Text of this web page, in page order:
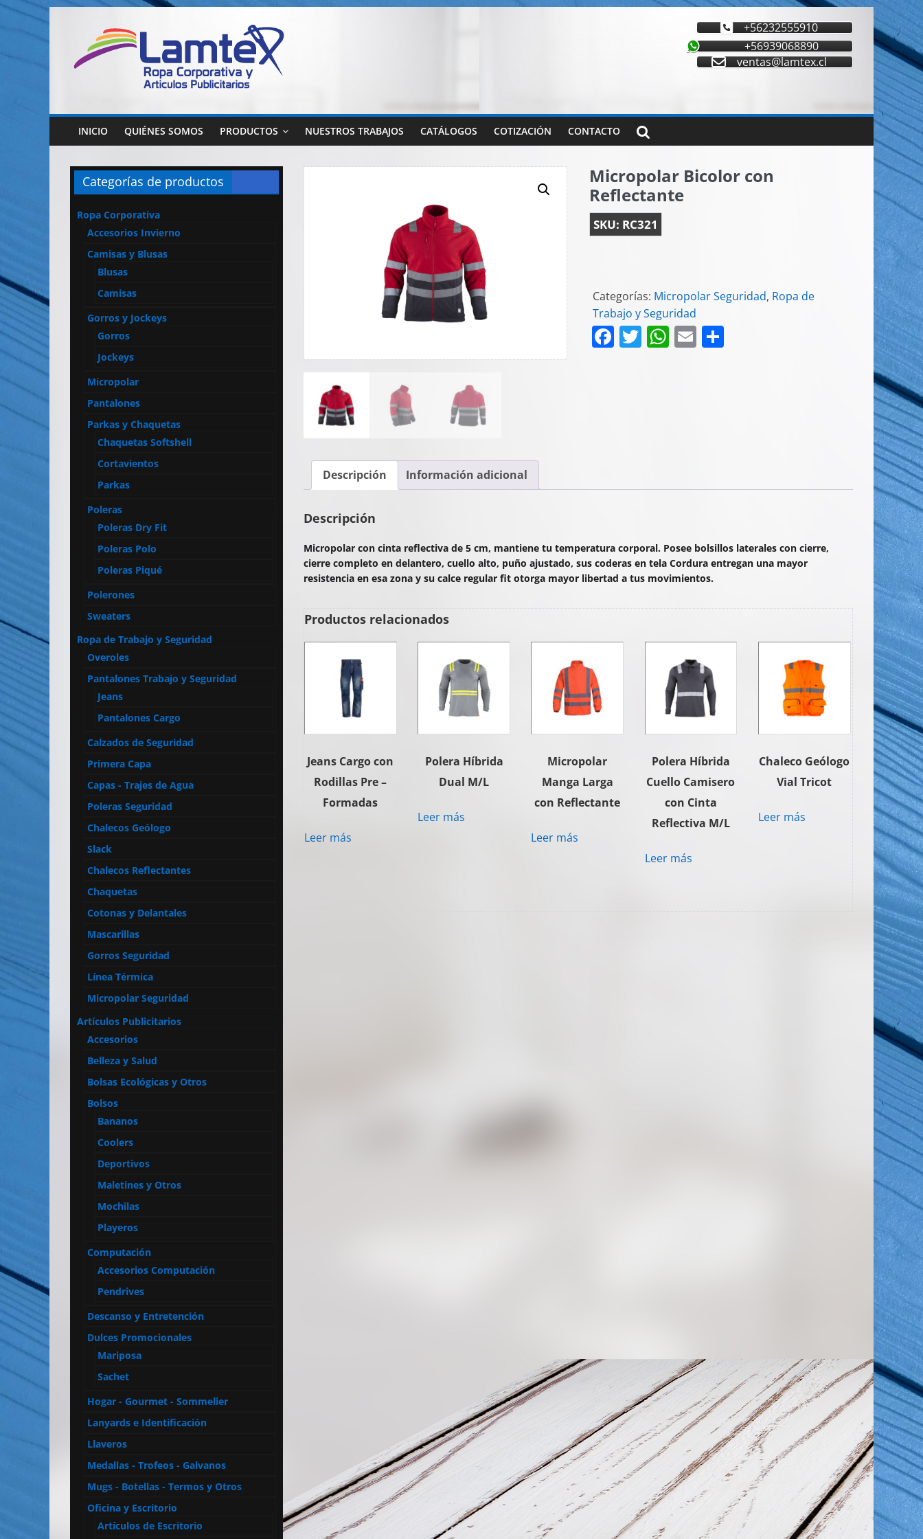
contenido
Lamtex
Corporativa
de
Trabajo
Seguridad
Diseño
Artículos
Publicitarios
Implementos
Seguridad
+56232555910
+56939068890
ventas@lamtex.cl
INICIO QUIÉNES SOMOS PRODUCTOS NUESTROS TRABAJOS CATÁLOGOS COTIZACIÓN CONTACTO
Micropolar Bicolor con
Reflectante
SKU: RC321
Categorías: Micropolar Seguridad, Ropa de
Trabajo y Seguridad
F
k
T W E
Descripción Información adicional
Descripción
Micropolar con cinta reflectiva de 5 cm, mantiene tu temperatura corporal. Posee bolsillos laterales con cierre,
cierre completo en delantero, cuello alto, puño ajustado, sus coderas en tela Cordura entregan una mayor
resistencia en esa zona y su calce regular fit otorga mayor libertad a tus movimientos.
Productos relacionados
Jeans Cargo con
Rodillas Pre –
Formadas
Leer más
Polera Híbrida
Dual M/L
Leer más
Micropolar
Manga Larga
con Reflectante
Leer más
Polera Híbrida
Cuello Camisero
con Cinta
Reflectiva M/L
Leer más
Chaleco Geólogo
Vial Tricot
Leer más
Categorías de productos
Ropa Corporativa
Accesorios Invierno
Camisas y Blusas
Blusas
Camisas
Gorros y Jockeys
Gorros
Jockeys
Micropolar
Pantalones
Parkas y Chaquetas
Chaquetas Softshell
Cortavientos
Parkas
Poleras
Poleras Dry Fit
Poleras Polo
Poleras Piqué
Polerones
Sweaters
Ropa de Trabajo y Seguridad
Overoles
Pantalones Trabajo y Seguridad
Jeans
Pantalones Cargo
Calzados de Seguridad
Primera Capa
Capas - Trajes de Agua
Poleras Seguridad
Chalecos Geólogo
Slack
Chalecos Reflectantes
Chaquetas
Cotonas y Delantales
Mascarillas
Gorros Seguridad
Línea Térmica
Micropolar Seguridad
Artículos Publicitarios
Accesorios
Belleza y Salud
Bolsas Ecológicas y Otros
Bolsos
Bananos
Coolers
Deportivos
Maletines y Otros
Mochilas
Playeros
Computación
Accesorios Computación
Pendrives
Descanso y Entretención
Dulces Promocionales
Mariposa
Sachet
Hogar - Gourmet - Sommelier
Lanyards e Identificación
Llaveros
Medallas - Trofeos - Galvanos
Mugs - Botellas - Termos y Otros
Oficina y Escritorio
Artículos de Escritorio